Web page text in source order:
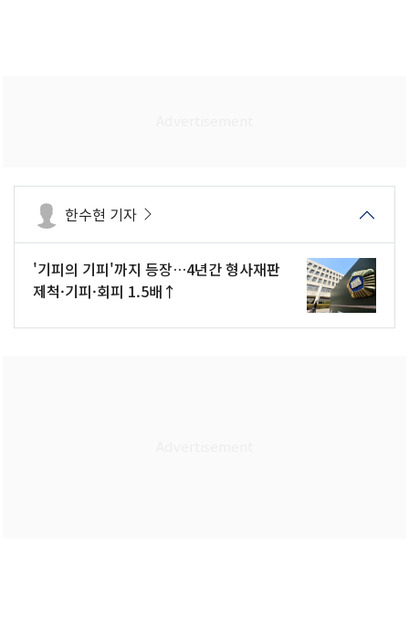
한수현 기자
'기피의 기피'까지 등장…4년간 형사재판
제척·기피·회피 1.5배↑